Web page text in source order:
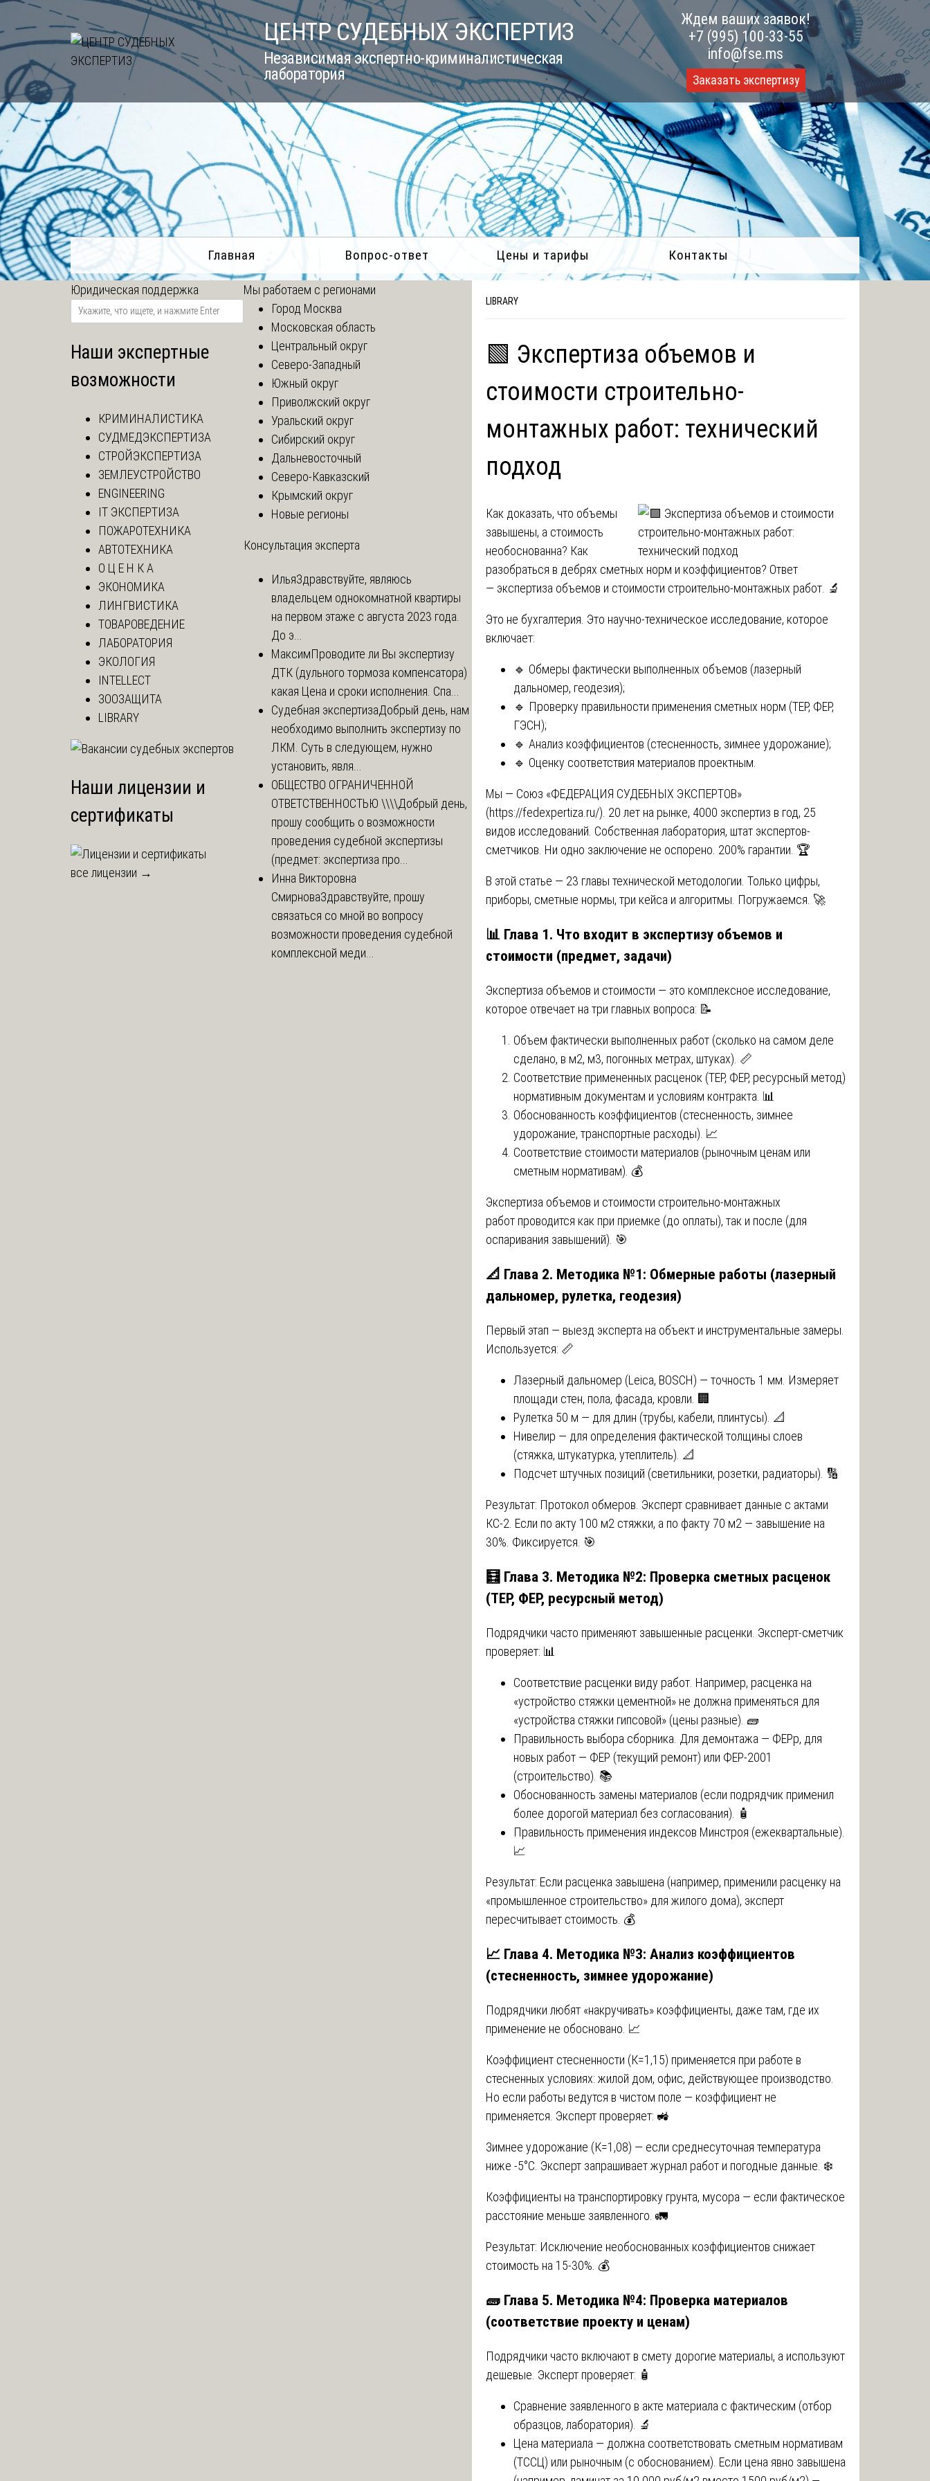
to
content
ЦЕНТР СУДЕБНЫХ ЭКСПЕРТИЗ
Независимая экспертно-криминалистическая
лаборатория
Ждем ваших заявок!
+7 (995) 100-33-55
info@fse.ms
Заказать экспертизу
Главная Вопрос-ответ Цены и тарифы Контакты
LIBRARY
🟩 Экспертиза объемов и
стоимости строительно-
монтажных работ: технический
подход
Как доказать, что объемы
завышены, а стоимость
необоснованна? Как
разобраться в дебрях сметных норм и коэффициентов? Ответ
— экспертиза объемов и стоимости строительно-монтажных работ. 🔬
Это не бухгалтерия. Это научно-техническое исследование, которое
включает:
🔹 Обмеры фактически выполненных объемов (лазерный
дальномер, геодезия);
🔹 Проверку правильности применения сметных норм (ТЕР, ФЕР,
ГЭСН);
🔹 Анализ коэффициентов (стесненность, зимнее удорожание);
🔹 Оценку соответствия материалов проектным.
Мы — Союз «ФЕДЕРАЦИЯ СУДЕБНЫХ ЭКСПЕРТОВ»
(https://fedexpertiza.ru/). 20 лет на рынке, 4000 экспертиз в год, 25
видов исследований. Собственная лаборатория, штат экспертов-
сметчиков. Ни одно заключение не оспорено. 200% гарантии. 🏆
В этой статье — 23 главы технической методологии. Только цифры,
приборы, сметные нормы, три кейса и алгоритмы. Погружаемся. 🚀
📊 Глава 1. Что входит в экспертизу объемов и
стоимости (предмет, задачи)
Экспертиза объемов и стоимости — это комплексное исследование,
которое отвечает на три главных вопроса: 📝
Объем фактически выполненных работ (сколько на самом деле
сделано, в м2, м3, погонных метрах, штуках). 📏
Соответствие примененных расценок (ТЕР, ФЕР, ресурсный метод)
нормативным документам и условиям контракта. 📊
Обоснованность коэффициентов (стесненность, зимнее
удорожание, транспортные расходы). 📈
Соответствие стоимости материалов (рыночным ценам или
сметным нормативам). 💰
Экспертиза объемов и стоимости строительно-монтажных
работ проводится как при приемке (до оплаты), так и после (для
оспаривания завышений). 🎯
📐 Глава 2. Методика №1: Обмерные работы (лазерный
дальномер, рулетка, геодезия)
Первый этап — выезд эксперта на объект и инструментальные замеры.
Используется: 📏
Лазерный дальномер (Leica, BOSCH) — точность 1 мм. Измеряет
площади стен, пола, фасада, кровли. 🏢
Рулетка 50 м — для длин (трубы, кабели, плинтусы). 📐
Нивелир — для определения фактической толщины слоев
(стяжка, штукатурка, утеплитель). 📐
Подсчет штучных позиций (светильники, розетки, радиаторы). 🔢
Результат: Протокол обмеров. Эксперт сравнивает данные с актами
КС-2. Если по акту 100 м2 стяжки, а по факту 70 м2 — завышение на
30%. Фиксируется. 🎯
🧮 Глава 3. Методика №2: Проверка сметных расценок
(ТЕР, ФЕР, ресурсный метод)
Подрядчики часто применяют завышенные расценки. Эксперт-сметчик
проверяет: 📊
Соответствие расценки виду работ. Например, расценка на
«устройство стяжки цементной» не должна применяться для
«устройства стяжки гипсовой» (цены разные). 🧱
Правильность выбора сборника. Для демонтажа — ФЕРр, для
новых работ — ФЕР (текущий ремонт) или ФЕР-2001
(строительство). 📚
Обоснованность замены материалов (если подрядчик применил
более дорогой материал без согласования). 🧴
Правильность применения индексов Минстроя (ежеквартальные).
📈
Результат: Если расценка завышена (например, применили расценку на
«промышленное строительство» для жилого дома), эксперт
пересчитывает стоимость. 💰
📈 Глава 4. Методика №3: Анализ коэффициентов
(стесненность, зимнее удорожание)
Подрядчики любят «накручивать» коэффициенты, даже там, где их
применение не обосновано. 📈
Коэффициент стесненности (К=1,15) применяется при работе в
стесненных условиях: жилой дом, офис, действующее производство.
Но если работы ведутся в чистом поле — коэффициент не
применяется. Эксперт проверяет: 🚜
Зимнее удорожание (К=1,08) — если среднесуточная температура
ниже -5°C. Эксперт запрашивает журнал работ и погодные данные. ❄️
Коэффициенты на транспортировку грунта, мусора — если фактическое
расстояние меньше заявленного. 🚛
Результат: Исключение необоснованных коэффициентов снижает
стоимость на 15-30%. 💰
🧱 Глава 5. Методика №4: Проверка материалов
(соответствие проекту и ценам)
Подрядчики часто включают в смету дорогие материалы, а используют
дешевые. Эксперт проверяет: 🧴
Сравнение заявленного в акте материала с фактическим (отбор
образцов, лаборатория). 🔬
Цена материала — должна соответствовать сметным нормативам
(ТССЦ) или рыночным (с обоснованием). Если цена явно завышена
Юридическая поддержка
Наши экспертные
возможности
КРИМИНАЛИСТИКА
СУДМЕДЭКСПЕРТИЗА
СТРОЙЭКСПЕРТИЗА
ЗЕМЛЕУСТРОЙСТВО
ENGINEERING
IT ЭКСПЕРТИЗА
ПОЖАРОТЕХНИКА
АВТОТЕХНИКА
О Ц Е Н К А
ЭКОНОМИКА
ЛИНГВИСТИКА
ТОВАРОВЕДЕНИЕ
ЛАБОРАТОРИЯ
ЭКОЛОГИЯ
INTELLECT
ЗООЗАЩИТА
LIBRARY
Наши лицензии и
сертификаты
все лицензии →
Мы работаем с регионами
Город Москва
Московская область
Центральный округ
Северо-Западный
Южный округ
Приволжский округ
Уральский округ
Сибирский округ
Дальневосточный
Северо-Кавказский
Крымский округ
Новые регионы
Консультация эксперта
ИльяЗдравствуйте, являюсь
владельцем однокомнатной квартиры
на первом этаже с августа 2023 года.
До э...
МаксимПроводите ли Вы экспертизу
ДТК (дульного тормоза компенсатора)
какая Цена и сроки исполнения. Спа...
Судебная экспертизаДобрый день, нам
необходимо выполнить экспертизу по
ЛКМ. Суть в следующем, нужно
установить, явля...
ОБЩЕСТВО ОГРАНИЧЕННОЙ
ОТВЕТСТВЕННОСТЬЮ \\\\Добрый день,
прошу сообщить о возможности
проведения судебной экспертизы
(предмет: экспертиза про...
Инна Викторовна
СмирноваЗдравствуйте, прошу
связаться со мной во вопросу
возможности проведения судебной
комплексной меди...